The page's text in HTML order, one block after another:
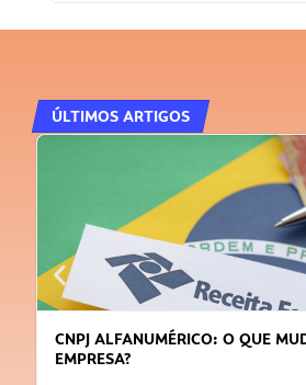
ÚLTIMOS ARTIGOS
DICAS PARA OBTER CRÉDITO